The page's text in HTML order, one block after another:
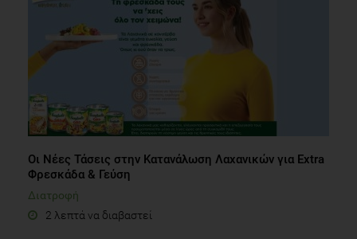
Οι Νέες Τάσεις στην Κατανάλωση Λαχανικών για Extra
Φρεσκάδα & Γεύση
Διατροφή
2 λεπτά να διαβαστεί